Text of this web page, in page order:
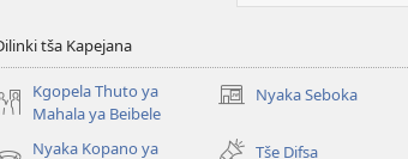
tša Kapejana
Kgopela Thuto ya
Mahala ya Beibele
Nyaka Seboka
(opens
window)
Nyaka Kopano ya
Tše Difsa